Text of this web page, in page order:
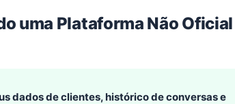
uma Plataforma Não Oficial
dados de clientes, histórico de conversas e